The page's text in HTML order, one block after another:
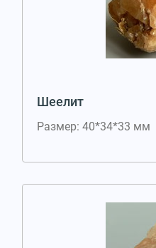
Шеелит
Размер: 40*34*33 мм